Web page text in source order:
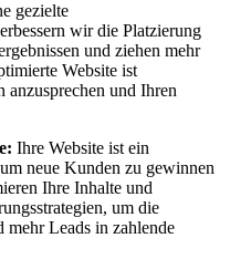
gezielte
wir die Platzierung
und ziehen mehr
Website ist
anzusprechen und Ihren
Ihre Website ist ein
neue Kunden zu gewinnen
Ihre Inhalte und
um die
mehr Leads in zahlende